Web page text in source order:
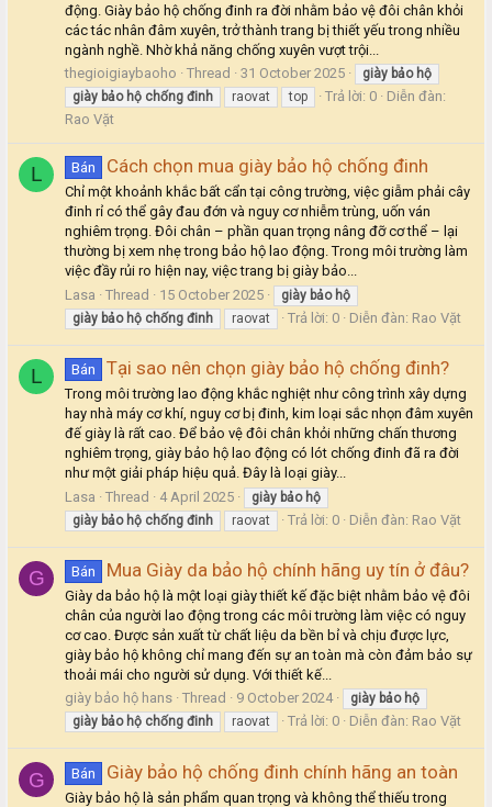
động. Giày bảo hộ chống đinh ra đời nhằm bảo vệ đôi chân khỏi
các tác nhân đâm xuyên, trở thành trang bị thiết yếu trong nhiều
ngành nghề. Nhờ khả năng chống xuyên vượt trội...
thegioigiaybaoho
Thread 31 October 2025 giày bảo hộ
giày bảo hộ chống đinh raovat top Trả lời: 0
Diễn đàn:
Rao Vặt
L Bán Cách chọn mua giày bảo hộ chống đinh
Chỉ một khoảnh khắc bất cẩn tại công trường, việc giẫm phải cây
đinh rỉ có thể gây đau đớn và nguy cơ nhiễm trùng, uốn ván
nghiêm trọng. Đôi chân – phần quan trọng nâng đỡ cơ thể – lại
thường bị xem nhẹ trong bảo hộ lao động. Trong môi trường làm
việc đầy rủi ro hiện nay, việc trang bị giày bảo...
Lasa
Thread 15 October 2025 giày bảo hộ
giày bảo hộ chống đinh raovat Trả lời: 0 Diễn đàn: Rao Vặt
L Bán Tại sao nên chọn giày bảo hộ chống đinh?
Trong môi trường lao động khắc nghiệt như công trình xây dựng
hay nhà máy cơ khí, nguy cơ bị đinh, kim loại sắc nhọn đâm xuyên
đế giày là rất cao. Để bảo vệ đôi chân khỏi những chấn thương
nghiêm trọng, giày bảo hộ lao động có lót chống đinh đã ra đời
như một giải pháp hiệu quả. Đây là loại giày...
Lasa
Thread 4 April 2025 giày bảo hộ
giày bảo hộ chống đinh raovat Trả lời: 0 Diễn đàn: Rao Vặt
G Bán Mua Giày da bảo hộ chính hãng uy tín ở đâu?
Giày da bảo hộ là một loại giày thiết kế đặc biệt nhằm bảo vệ đôi
chân của người lao động trong các môi trường làm việc có nguy
cơ cao. Được sản xuất từ chất liệu da bền bỉ và chịu được lực,
giày bảo hộ không chỉ mang đến sự an toàn mà còn đảm bảo sự
thoải mái cho người sử dụng. Với thiết kế...
giày bảo hộ hans Thread 9 October 2024 giày bảo hộ
giày bảo hộ chống đinh raovat Trả lời: 0 Diễn đàn: Rao Vặt
G Bán Giày bảo hộ chống đinh chính hãng an toàn
Giày bảo hộ là sản phẩm quan trọng và không thể thiếu trong